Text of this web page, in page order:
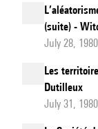
(suite) -
July 28,
Les
Dutilleux
July 31,